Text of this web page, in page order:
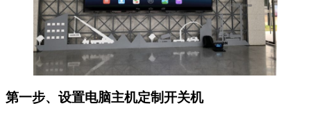
第一步、设置电脑主机定制开关机